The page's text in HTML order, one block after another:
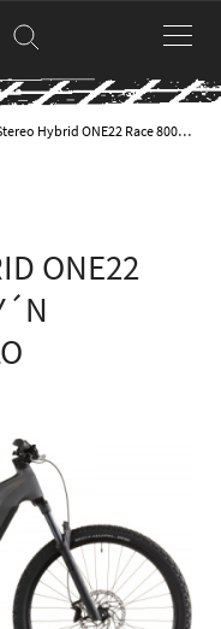
Cube Stereo Hybrid ONE22 Race 800 slabgrey´n´chrome 2026 KOLO
ONE22